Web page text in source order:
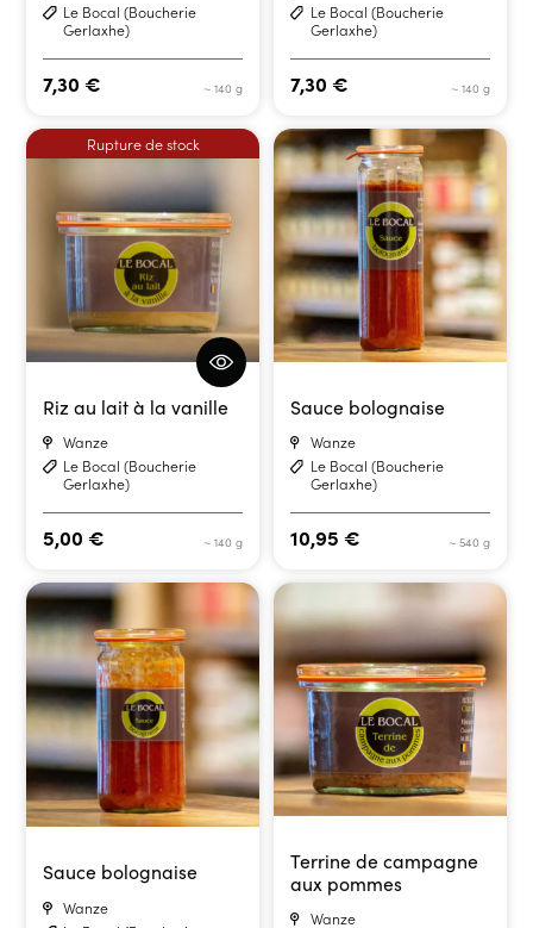
Le Bocal (Boucherie
Gerlaxhe)
~ 140 g
7,30€
Le Bocal (Boucherie
Gerlaxhe)
~ 140 g
7,30 €
Rupture de stock
Riz au lait à la vanille
Wanze
Le Bocal (Boucherie
Gerlaxhe)
~ 140 g
5,00€
Sauce bolognaise
Wanze
Le Bocal (Boucherie
Gerlaxhe)
~ 540 g
10,95 €
Sauce bolognaise
Wanze
Terrine de campagne
aux pommes
Wanze